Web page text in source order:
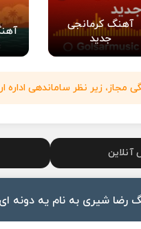
آهنگ کرمانجی
جدید
زیر نظر ساماندهی اداره
رضا شیری به نام یه دونه ای